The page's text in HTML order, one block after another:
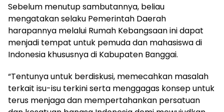
Sebelum menutup sambutannya, beliau
mengatakan selaku Pemerintah Daerah
harapannya melalui Rumah Kebangsaan ini dapat
menjadi tempat untuk pemuda dan mahasiswa di
Indonesia khususnya di Kabupaten Banggai.
“Tentunya untuk berdiskusi, memecahkan masalah
terkait isu-isu terkini serta menggagas konsep untuk
terus menjaga dan mempertahankan persatuan